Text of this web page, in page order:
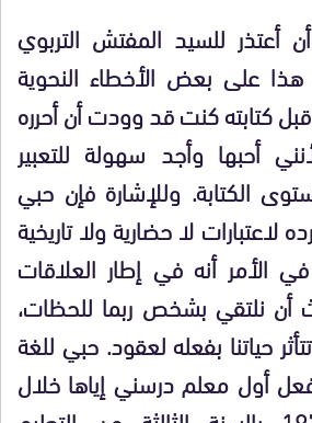
للسيد المفتش التربوي
على بعض الأخطاء النحوية
قبل كتابته كنت قد وودت أن أحرره
أحبها وأجد سهولة للتعبير
الكتابة. وللإشارة فإن حبي
لاعتبارات لا حضارية ولا تاريخية
الأمر أنه في إطار العلاقات
أن نلتقي بشخص ربما للحظات،
حياتنا بفعله لعقود. حبي للغة
أول معلم درسني إياها خلال